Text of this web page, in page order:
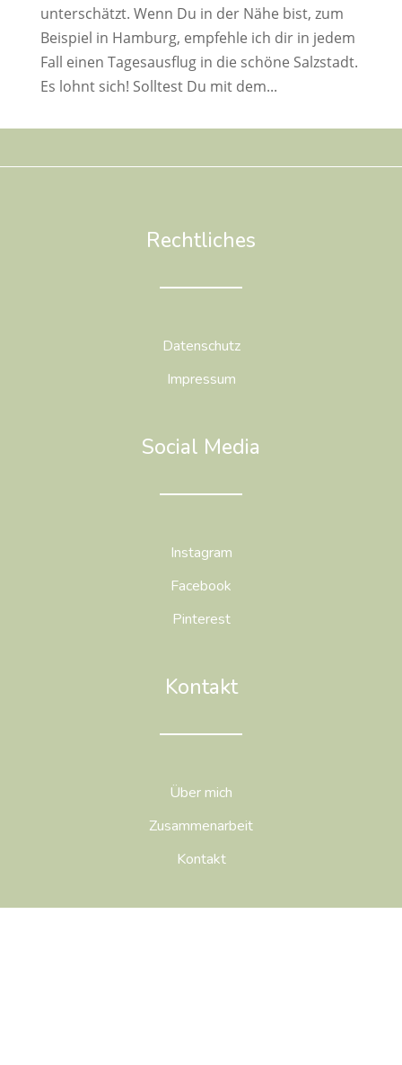
unterschätzt. Wenn Du in der Nähe bist, zum
Beispiel in Hamburg, empfehle ich dir in jedem
Fall einen Tagesausflug in die schöne Salzstadt.
Es lohnt sich! Solltest Du mit dem...
Rechtliches
Datenschutz
Impressum
Social Media
Instagram
Facebook
Pinterest
Kontakt
Über mich
Zusammenarbeit
Kontakt